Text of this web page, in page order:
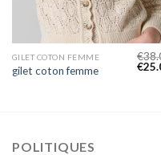
GILET COTON FEMME
gilet coton femme
€
€
POLITIQUES